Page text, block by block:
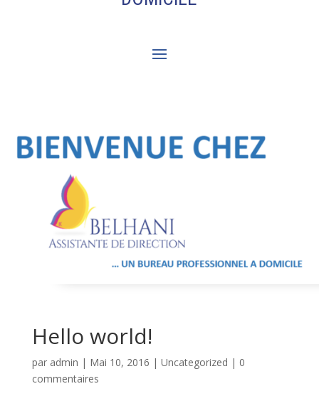
Hello world!
par admin | Mai 10, 2016 | Uncategorized | 0
commentaires